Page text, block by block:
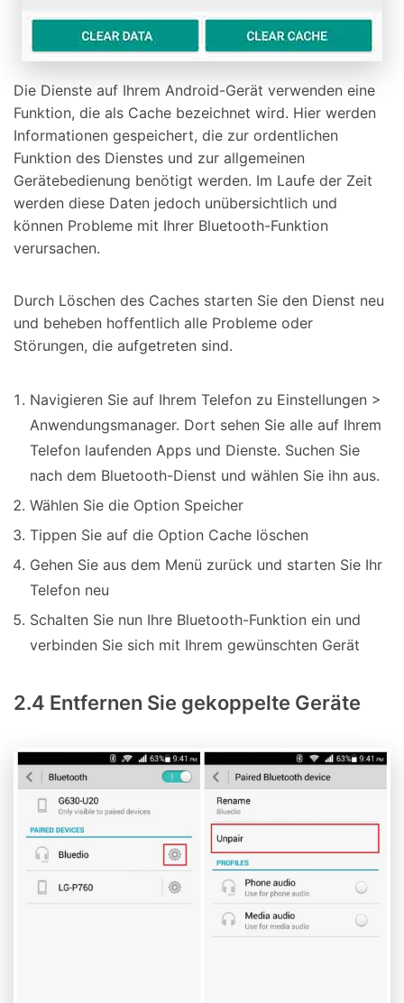
Die Dienste auf Ihrem Android-Gerät verwenden eine
Funktion, die als Cache bezeichnet wird. Hier werden
Informationen gespeichert, die zur ordentlichen
Funktion des Dienstes und zur allgemeinen
Gerätebedienung benötigt werden. Im Laufe der Zeit
werden diese Daten jedoch unübersichtlich und
können Probleme mit Ihrer Bluetooth-Funktion
verursachen.
Durch Löschen des Caches starten Sie den Dienst neu
und beheben hoffentlich alle Probleme oder
Störungen, die aufgetreten sind.
Navigieren Sie auf Ihrem Telefon zu Einstellungen >
Anwendungsmanager. Dort sehen Sie alle auf Ihrem
Telefon laufenden Apps und Dienste. Suchen Sie
nach dem Bluetooth-Dienst und wählen Sie ihn aus.
Wählen Sie die Option Speicher
Tippen Sie auf die Option Cache löschen
Gehen Sie aus dem Menü zurück und starten Sie Ihr
Telefon neu
Schalten Sie nun Ihre Bluetooth-Funktion ein und
verbinden Sie sich mit Ihrem gewünschten Gerät
2.4 Entfernen Sie gekoppelte Geräte